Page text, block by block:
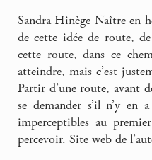
Sandra Hinège Naître en
de cette idée de route,
cette route, dans ce
atteindre, mais c’est
Partir d’une route, avant
se demander s’il n’y en
imperceptibles au
percevoir. Site web de